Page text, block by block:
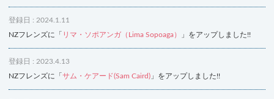
登録日 : 2024.1.11
NZフレンズに「 リマ・ソポアンガ（Lima Sopoaga） 」をアップしました!!
登録日 : 2023.4.13
NZフレンズに「 サム・ケアード(Sam Caird) 」をアップしました!!